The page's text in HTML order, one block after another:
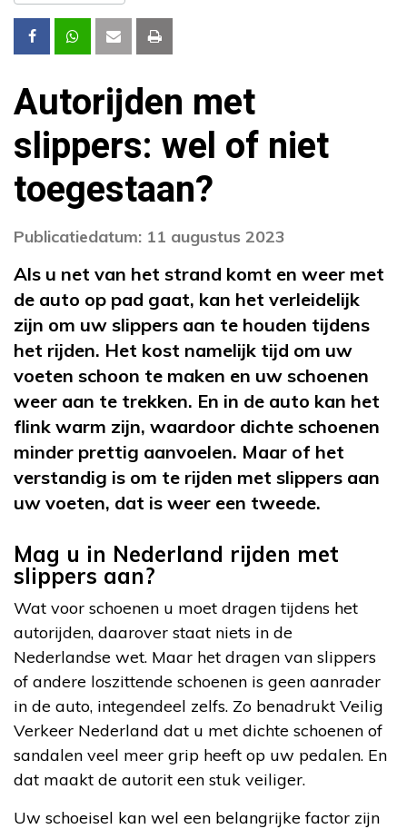
Autorijden met
slippers: wel of niet
toegestaan?
Publicatiedatum: 11 augustus 2023
Als u net van het strand komt en weer met
de auto op pad gaat, kan het verleidelijk
zijn om uw slippers aan te houden tijdens
het rijden. Het kost namelijk tijd om uw
voeten schoon te maken en uw schoenen
weer aan te trekken. En in de auto kan het
flink warm zijn, waardoor dichte schoenen
minder prettig aanvoelen. Maar of het
verstandig is om te rijden met slippers aan
uw voeten, dat is weer een tweede.
Mag u in Nederland rijden met
slippers aan?
Wat voor schoenen u moet dragen tijdens het
autorijden, daarover staat niets in de
Nederlandse wet. Maar het dragen van slippers
of andere loszittende schoenen is geen aanrader
in de auto, integendeel zelfs. Zo benadrukt Veilig
Verkeer Nederland dat u met dichte schoenen of
sandalen veel meer grip heeft op uw pedalen. En
dat maakt de autorit een stuk veiliger.
Uw schoeisel kan wel een belangrijke factor zijn